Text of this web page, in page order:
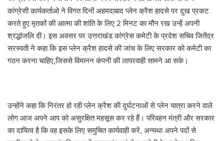
कांग्रेसी कार्यकर्ताओ ने विगत दिनों अहमदाबाद प्लेन क्रैश हादसे पर दुख प्रकट
करते हुए मृतकों की आत्मा की शांति के लिए 2 मिनट का मौन रख उन्हें अपनी
श्रद्धांजलि दी। इस अवसर पर उत्तराखंड कांग्रेस कमेटी के प्रदेश सचिव जितेंद्र
सरस्वती ने कहा कि इस प्लेन क्रैश हादसे की जांच के लिए सरकार को कमेटी का
गठन करना चाहिए,जिससे विमानन कंपनी की लापरवाही सामने आ सके।
उन्होंने कहा कि निरंतर हो रही प्लेन क्रैश की दुर्घटनाओं से प्लेन यात्रा करने वाले
लोग आज अपने आप को असुरक्षित महसूस कर रहे हैं। परिवहन मंत्री और सरकार
का दायित्व है कि वह इसके लिए समुचित कार्यवाही करें, अन्यथा अपने पदों से